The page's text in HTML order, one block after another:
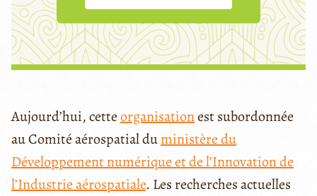
Aujourd’hui, cetteorganisationest subordonnée
au Comité aérospatial duministère du
Développement numérique et de l’Innovation de
l’Industrie aérospatiale. Les recherches actuelles